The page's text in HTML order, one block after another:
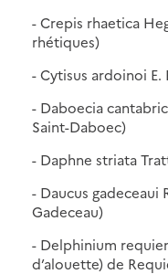
- Crepis rhaetica
rhétiques)
- Cytisus ardoinoi E.
- Daboecia
Saint-Daboec)
- Daphne striata
- Daucus gadeceaui
Gadeceau)
- Delphinium
d’alouette) de